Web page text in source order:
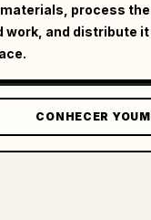
process
work, and distribute it
CONHECER